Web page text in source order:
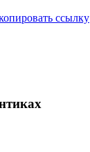
ссылку